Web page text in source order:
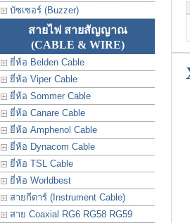
บัซเซอร์ (Buzzer)
สายไฟ สายสัญญาณ
(CABLE & WIRE)
ยี่ห้อ Belden Cable
ยี่ห้อ Viper Cable
ยี่ห้อ Sommer Cable
ยี่ห้อ Canare Cable
ยี่ห้อ Amphenol Cable
ยี่ห้อ Dynacom Cable
ยี่ห้อ TSL Cable
ยี่ห้อ Worldbest
สายกีตาร์ (Instrument Cable)
สาย Coaxial RG6 RG58 RG59